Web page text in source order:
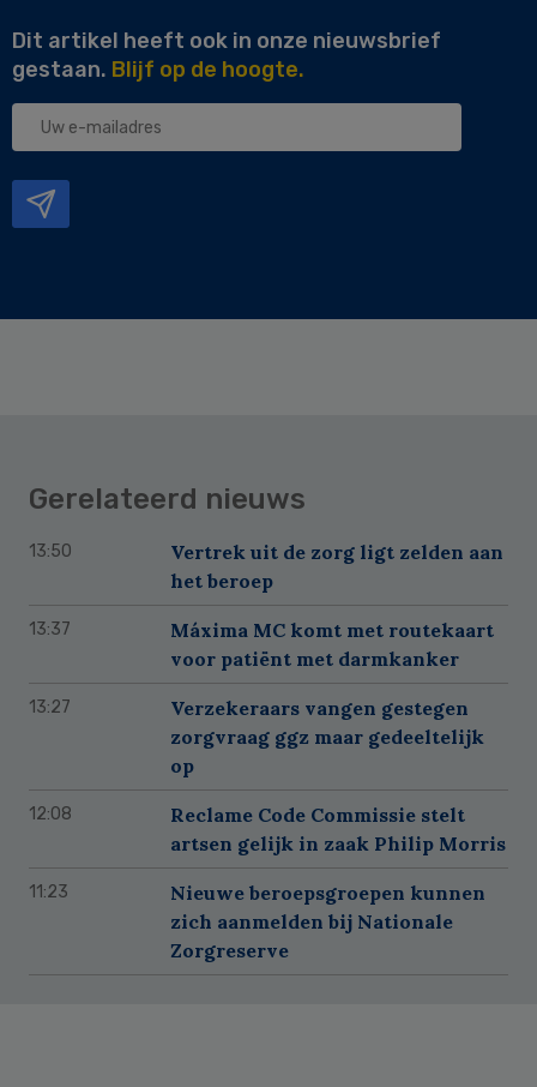
Dit artikel heeft ook in onze nieuwsbrief
gestaan. Blijf op de hoogte.
Uw
Gerelateerd nieuws
13:50
Vertrek uit de zorg ligt zelden aan
het beroep
13:37
Máxima MC komt met routekaart
voor patiënt met darmkanker
13:27
Verzekeraars vangen gestegen
zorgvraag ggz maar gedeeltelijk
op
12:08
Reclame Code Commissie stelt
artsen gelijk in zaak Philip Morris
11:23
Nieuwe beroepsgroepen kunnen
zich aanmelden bij Nationale
Zorgreserve